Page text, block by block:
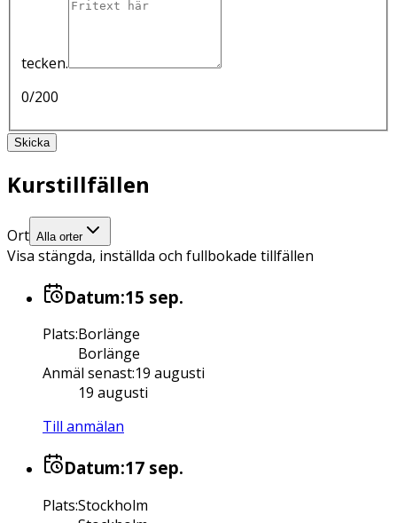
tecken.
0/200
Skicka
Kurstillfällen
Ort Alla orter
Visa stängda, inställda och fullbokade tillfällen
Datum:15 sep.
Plats:Borlänge
Borlänge
Anmäl senast:19 augusti
19 augusti
Till anmälan
Datum:17 sep.
Plats:Stockholm